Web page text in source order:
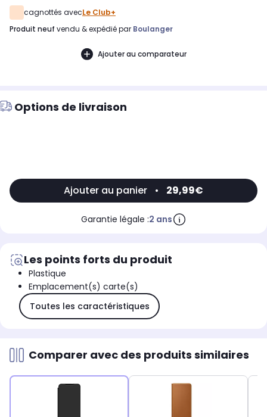
cagnottés avecLe Club+
produit neuf vendu & expédié par Boulanger
Ajouter au comparateur
Options de livraison
Ajouter au panier • 29,99€
Garantie légale :2 ans
Les points forts du produit
Plastique
Emplacement(s) carte(s)
Toutes les caractéristiques
Comparer avec des produits similaires